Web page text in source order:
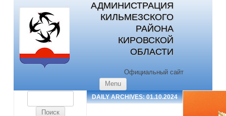
АДМИНИСТРАЦИЯ
КИЛЬМЕЗСКОГО
РАЙОНА
КИРОВСКОЙ
ОБЛАСТИ
Официальный сайт
Menu
DAILY ARCHIVES:01.10.2024